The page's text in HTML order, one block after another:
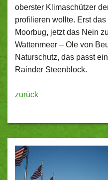
oberster Klimaschützer
profilieren wollte. Erst
Moorbug, jetzt das Nein
Wattenmeer – Ole von
Naturschutz, das passt
Rainder Steenblock.
zurück